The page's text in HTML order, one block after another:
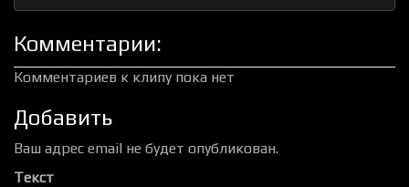
Комментарии:
Комментариев к клипу пока нет
Добавить
Ваш адрес email не будет опубликован.
Текст